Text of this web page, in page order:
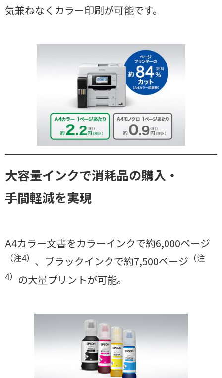
気兼ねなくカラー印刷が可能です。
大容量インクで消耗品の購入・
手間軽減を実現
A4カラー文書をカラーインクで約6,000ページ
（注4） 、ブラックインクで約7,500ページ （注
4） の大量プリントが可能。